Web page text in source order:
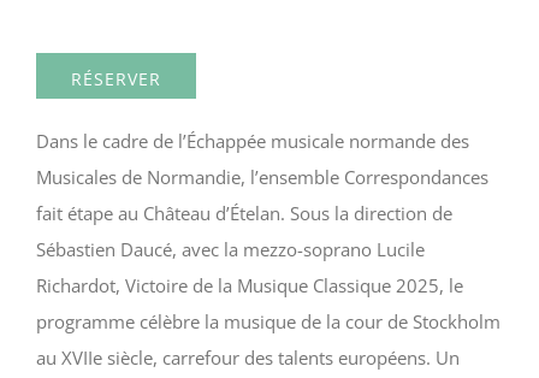
RÉSERVER
Dans le cadre de l’Échappée musicale normande des
Musicales de Normandie, l’ensemble Correspondances
fait étape au Château d’Ételan. Sous la direction de
Sébastien Daucé, avec la mezzo-soprano Lucile
Richardot, Victoire de la Musique Classique 2025, le
programme célèbre la musique de la cour de Stockholm
au XVIIe siècle, carrefour des talents européens. Un